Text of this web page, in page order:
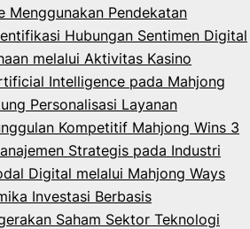
Menggunakan Pendekatan
Hubungan Sentimen Digital
melalui Aktivitas Kasino
Intelligence pada Mahjong
Personalisasi Layanan
Kompetitif Mahjong Wins 3
Strategis pada Industri
Digital melalui Mahjong Ways
Investasi Berbasis
Saham Sektor Teknologi